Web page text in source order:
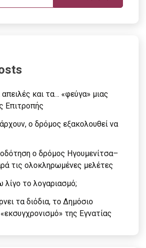
και τα… «φεύγα» μιας
Επιτροπής
ο δρόμος εξακολουθεί να
ο δρόμος Ηγουμενίτσα–
τις ολοκληρωμένες μελέτες
το λογαριασμό;
τα διόδια, το Δημόσιο
της Εγνατίας